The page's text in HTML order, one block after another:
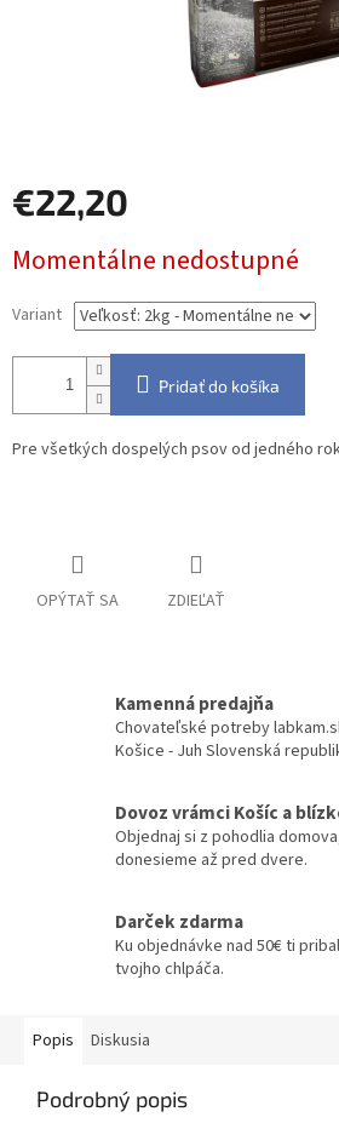
€22,20
cena:
Momentálne nedostupné
Variant
Pridať do košíka
Pre všetkých dospelých psov od jedného
OPÝTAŤ SA ZDIEĽAŤ
Kamenná predajňa
Chovateľské potreby
Košice - Juh Slovenská
Dovoz vrámci Košíc a
Objednaj si z pohodlia
donesieme až pred dvere.
Darček zdarma
Ku objednávke nad 50€ ti
tvojho chlpáča.
Popis Diskusia
Podrobný popis